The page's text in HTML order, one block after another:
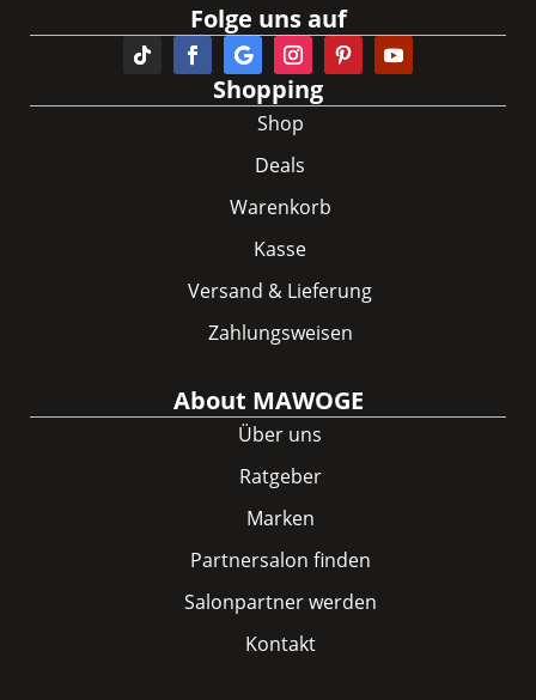
Folge uns auf
Shopping
Shop
Deals
Warenkorb
Kasse
Versand & Lieferung
Zahlungsweisen
About MAWOGE
Über uns
Ratgeber
Marken
Partnersalon finden
Salonpartner werden
Kontakt